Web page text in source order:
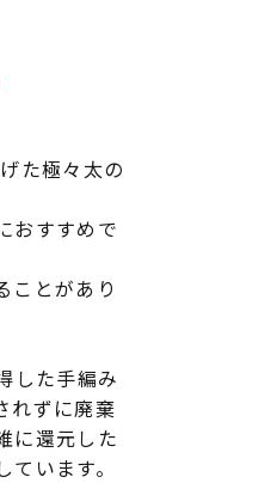
た極々太の
おすすめで
ことがあり
した手編み
れずに廃棄
に還元した
います。